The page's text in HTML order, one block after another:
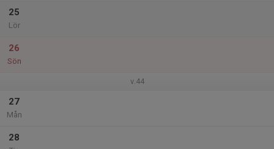
25
Lör
26
Sön
v.44
27
Mån
28